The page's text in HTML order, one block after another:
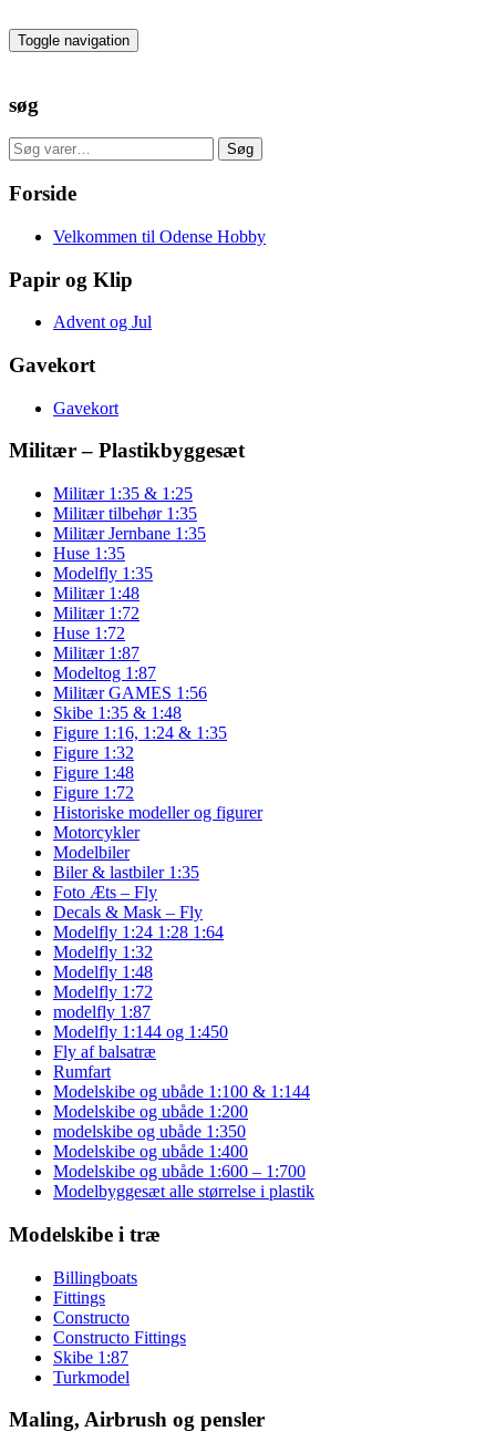
to
the
Toggle navigation
søg
Søg
efter:
Søg
Forside
Velkommen til Odense Hobby
Papir og Klip
Advent og Jul
Gavekort
Gavekort
Militær – Plastikbyggesæt
Militær 1:35 & 1:25
Militær tilbehør 1:35
Militær Jernbane 1:35
Huse 1:35
Modelfly 1:35
Militær 1:48
Militær 1:72
Huse 1:72
Militær 1:87
Modeltog 1:87
Militær GAMES 1:56
Skibe 1:35 & 1:48
Figure 1:16, 1:24 & 1:35
Figure 1:32
Figure 1:48
Figure 1:72
Historiske modeller og figurer
Motorcykler
Modelbiler
Biler & lastbiler 1:35
Foto Æts – Fly
Decals & Mask – Fly
Modelfly 1:24 1:28 1:64
Modelfly 1:32
Modelfly 1:48
Modelfly 1:72
modelfly 1:87
Modelfly 1:144 og 1:450
Fly af balsatræ
Rumfart
Modelskibe og ubåde 1:100 & 1:144
Modelskibe og ubåde 1:200
modelskibe og ubåde 1:350
Modelskibe og ubåde 1:400
Modelskibe og ubåde 1:600 – 1:700
Modelbyggesæt alle størrelse i plastik
Modelskibe i træ
Billingboats
Fittings
Constructo
Constructo Fittings
Skibe 1:87
Turkmodel
Maling, Airbrush og pensler